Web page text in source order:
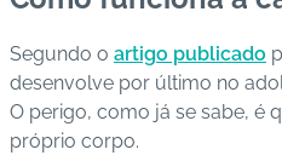
Segundo o artigo publicado
desenvolve por último no
O perigo, como já se sabe, é
próprio corpo.